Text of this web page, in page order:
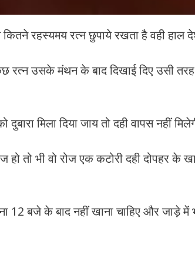
रहस्यमय रत्न छुपाये रखता है वही हाल
रत्न उसके मंथन के बाद दिखाई दिए उसी
मिला दिया जाय तो दही वापस नहीं
हो तो भी वो रोज एक कटोरी दही दोपहर
12 बजे के बाद नहीं खाना चाहिए और जाड़े